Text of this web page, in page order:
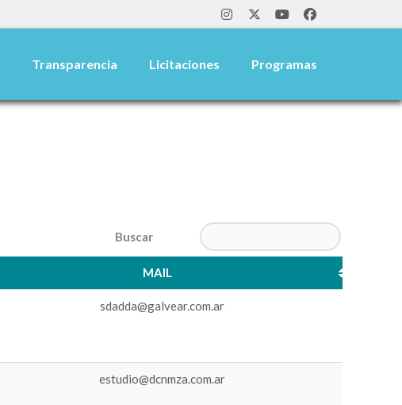
Transparencia Licitaciones Programas
Search:
MAIL
MAIL
sdadda@galvear.com.ar
estudio@dcnmza.com.ar